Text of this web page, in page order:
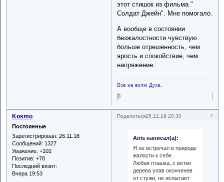
этот стишок из фильма "
Солдат Джейн". Мне помогало.
А вообще в состоянии
безжалостности чувствую
больше отрешенность, чем
ярость и спокойствие, чем
напряжение.
Все на волю Духа.
0
Поделиться 7
25.12.19 20:30
Kosmo
Постоянные
Зарегистрирован: 26.11.18
Сообщений: 1327
Уважение: +102
Позитив: +78
Последний визит:
Вчера 19:53
Airis написал(а):
Я не встречал в природе
жалости к себе.
Любая пташка, с ветки
дерева упав оконченев
от стужи, не испытает